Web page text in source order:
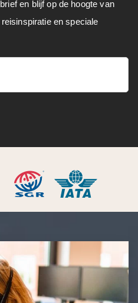
en blijf op de hoogte van
en speciale